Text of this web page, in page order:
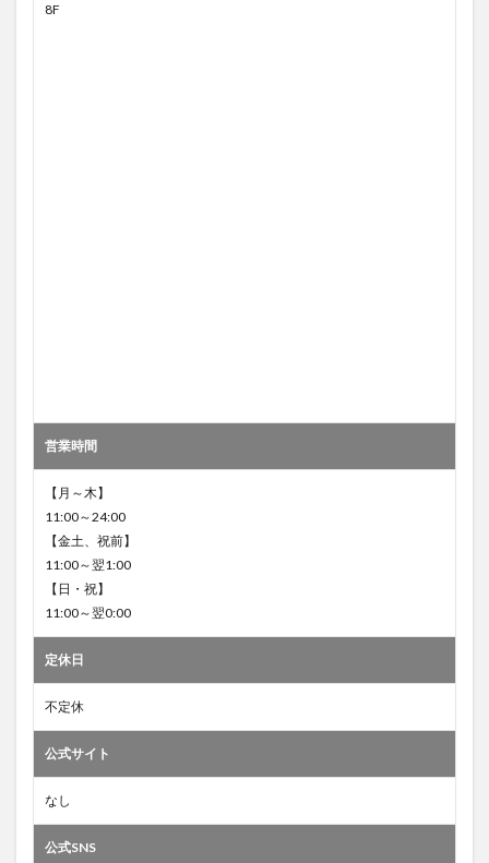
8F
営業時間
【月～木】
11:00～24:00
【金土、祝前】
11:00～翌1:00
【日・祝】
11:00～翌0:00
定休日
不定休
公式サイト
なし
公式SNS